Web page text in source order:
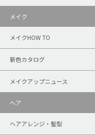
メイク
メイクHOW TO
新色カタログ
メイクアップニュース
ヘア
ヘアアレンジ・髪型